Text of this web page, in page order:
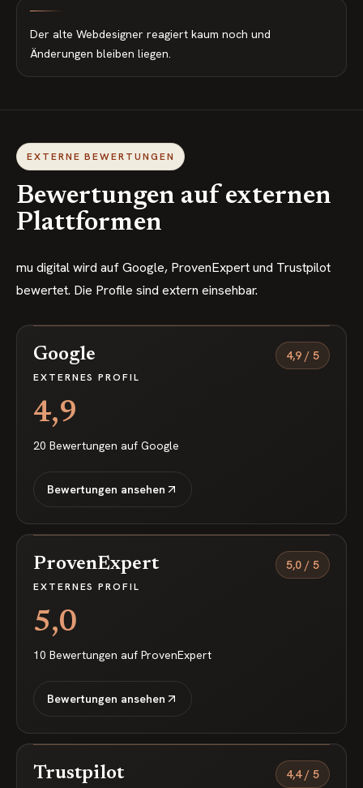
Der alte Webdesigner reagiert kaum noch und
Änderungen bleiben liegen.
EXTERNE BEWERTUNGEN
Bewertungen auf externen
Plattformen
mu digital wird auf Google, ProvenExpert und Trustpilot
bewertet. Die Profile sind extern einsehbar.
Google
EXTERNES PROFIL
4,9 / 5
4,9
20 Bewertungen auf Google
Bewertungen ansehen
ProvenExpert
EXTERNES PROFIL
5,0 / 5
5,0
10 Bewertungen auf ProvenExpert
Bewertungen ansehen
Trustpilot 4,4/ 5